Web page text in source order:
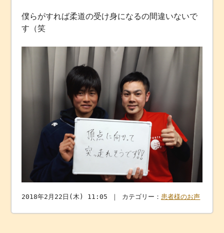
僕らがすれば柔道の受け身になるの間違いないで
す（笑
2018年2月22日(木) 11:05 ｜ カテゴリー：患者様のお声